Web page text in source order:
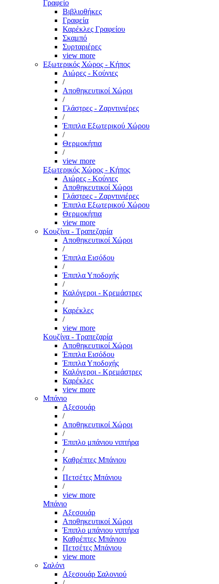
Γραφείο
Βιβλιοθήκες
Γραφεία
Καρέκλες Γραφείου
Σκαμπό
Συρταριέρες
view more
Εξωτερικός Χώρος - Κήπος
Αιώρες - Κούνιες
/
Αποθηκευτικοί Χώροι
/
Γλάστρες - Ζαρντινιέρες
/
Έπιπλα Εξωτερικού Χώρου
/
Θερμοκήπια
/
view more
Εξωτερικός Χώρος - Κήπος
Αιώρες - Κούνιες
Αποθηκευτικοί Χώροι
Γλάστρες - Ζαρντινιέρες
Έπιπλα Εξωτερικού Χώρου
Θερμοκήπια
view more
Κουζίνα - Τραπεζαρία
Αποθηκευτικοί Χώροι
/
Έπιπλα Εισόδου
/
Έπιπλα Υποδοχής
/
Καλόγεροι - Κρεμάστρες
/
Καρέκλες
/
view more
Κουζίνα - Τραπεζαρία
Αποθηκευτικοί Χώροι
Έπιπλα Εισόδου
Έπιπλα Υποδοχής
Καλόγεροι - Κρεμάστρες
Καρέκλες
view more
Μπάνιο
Αξεσουάρ
/
Αποθηκευτικοί Χώροι
/
Έπιπλο μπάνιου νιπτήρα
/
Καθρέπτες Μπάνιου
/
Πετσέτες Μπάνιου
/
view more
Μπάνιο
Αξεσουάρ
Αποθηκευτικοί Χώροι
Έπιπλο μπάνιου νιπτήρα
Καθρέπτες Μπάνιου
Πετσέτες Μπάνιου
view more
Σαλόνι
Αξεσουάρ Σαλονιού